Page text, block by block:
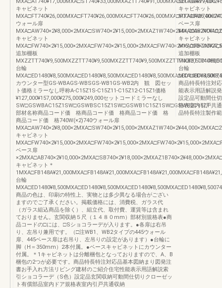
キャビネット
ウォール扉
キャビネット
追加棚板
台輪
カウンター型GS-WBAGS-WBSGS-WB1GS-WB2内 観 図セッ
ト価格ミラーなし呼称A-C15Z1S-C15Z11-C15Z12-C15Z1価格
¥127,000¥157,000¥275,000¥249,000セットコードミラーなし
SW□GSWBAC15Z1SW□GSWBSC15Z1SW□GSWB1C15Z1SW□GSWB2C15Z1
部材名称商品コード価 格商品コード価 格商品コード価 格
商品コード価 格740W(×2)740ウォール扉
キャビネット
ベース扉
キャビネット＊
台輪
商品の色は、印刷の特性上、実物とは多少異なる場合がござい
ますのでご了承ください。掲載価格には、消費税、ガラス代
（ガラス組込商品を除く）、組立代、取付費、運賃等は含まれ
ておりません。玄関収納５尺（１４８０mm）部材別規格表●商
品コードの□には、□Sショコラーデが入ります。●各扉は右吊
り、左吊り兼用です。（□注WB1、WB2タイプの445ウォール
扉、445ベース扉は右吊り、左吊りの設定があります）●台輪に
脚（H＝350mm）2本付属。●ベースキャビネットにカウンター
付属。＊1キャビネットは分離梱包となっておりますので、A、B
梱包の2つが必要です。商品特長特注対応品基本図納まり図発注
書お手入れ方法リビング建材のご紹介住宅性能表示用語解説索
引ショコラーデ（S色）設定品玄関収納可動間仕切りクローゼッ
ト有償部品室内ドア規格表室内引戸共通収納
キャビネット
ベース扉
キャビネット
追加棚板
台輪
商品特長特注対
能表示用語解説
設定品可動間仕
格表室内引戸共
品特長特注製作